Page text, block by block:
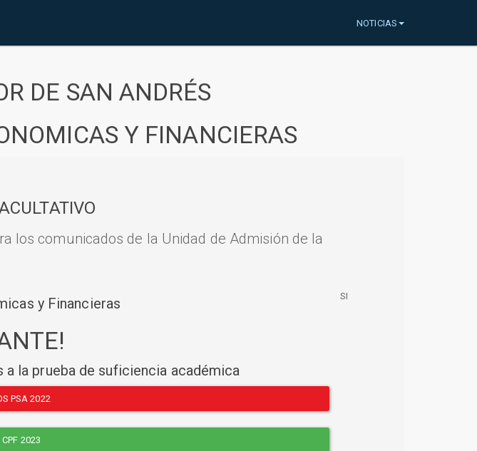
NOTICIAS
DE SAN ANDRÉS
Y FINANCIERAS
los comunicados de la Unidad de Admisión de la
y Financieras
la prueba de suficiencia académica
PSA 2022
2023
SI